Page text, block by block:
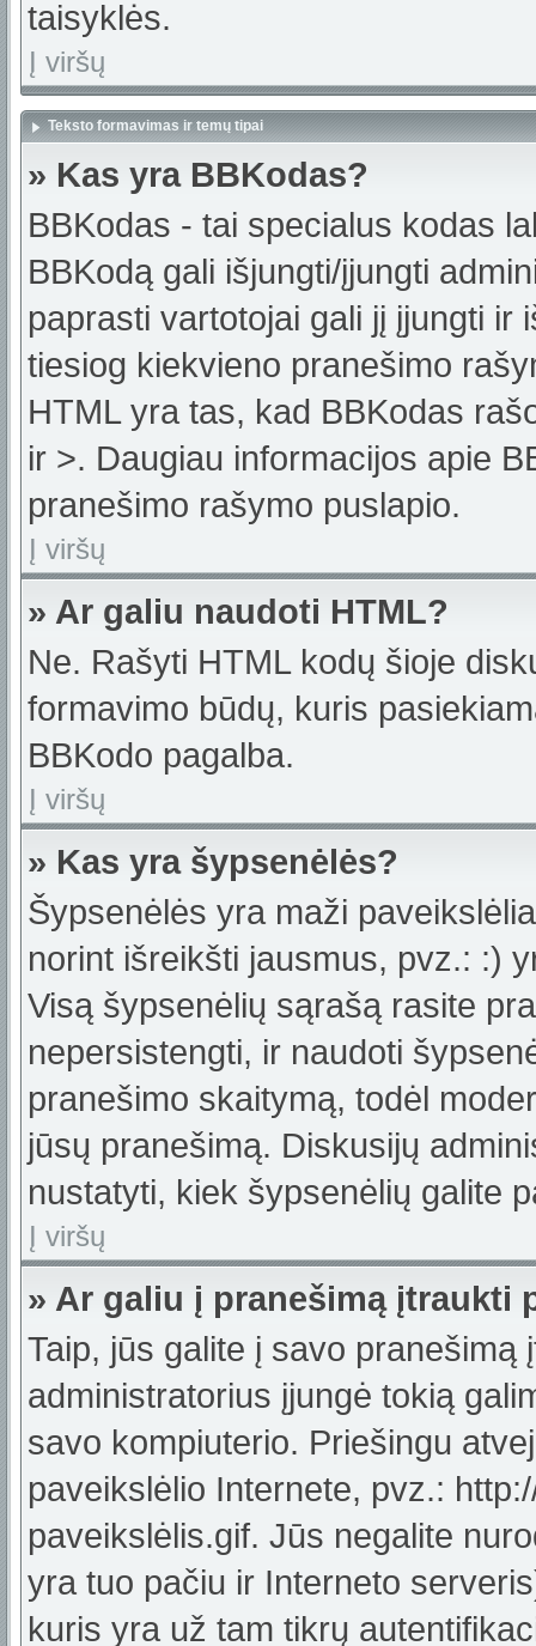
taisyklės.
Į viršų
Teksto formavimas ir temų tipai
» Kas yra BBKodas?
BBKodas - tai specialus kodas
BBKodą gali išjungti/įjungti
paprasti vartotojai gali jį įjungti
tiesiog kiekvieno pranešimo
HTML yra tas, kad BBKodas
ir >. Daugiau informacijos apie
pranešimo rašymo puslapio.
Į viršų
» Ar galiu naudoti HTML?
Ne. Rašyti HTML kodų šioje
formavimo būdų, kuris
BBKodo pagalba.
Į viršų
» Kas yra šypsenėlės?
Šypsenėlės yra maži
norint išreikšti jausmus, pvz.: :)
Visą šypsenėlių sąrašą rasite
nepersistengti, ir naudoti
pranešimo skaitymą, todėl
jūsų pranešimą. Diskusijų
nustatyti, kiek šypsenėlių galite
Į viršų
» Ar galiu į pranešimą įtraukti
Taip, jūs galite į savo
administratorius įjungė tokią
savo kompiuterio. Priešingu
paveikslėlio Internete, pvz.:
paveikslėlis.gif. Jūs negalite
yra tuo pačiu ir Interneto
kuris yra už tam tikrų